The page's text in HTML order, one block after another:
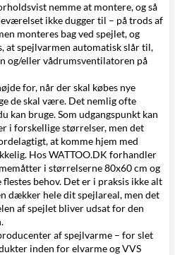
nemme at montere, og så
ikke dugger til – på trods af
monteres bag ved spejlet, og
at spejlvarmen automatisk slår til,
og/ellervådrumsventilatoren på
for, når der skal købes nye
de skal være. Det nemlig ofte
kan bruge. Som udgangspunkt kan
i forskellige størrelser, men det
at komme hjem med
Hos WATTOO.DK forhandler
i størrelserne 80x60 cm og
behov. Det er i praksis ikke alt
dækker hele dit spejlareal, men det
af spejlet bliver udsat for den
af spejlvarme – for slet
inden forelvarmeogVVS